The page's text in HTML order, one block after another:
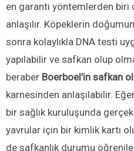
en garanti yöntemlerden biri
anlaşılır. Köpeklerin
sonra kolaylıkla DNA testi
yapılabilir ve safkan olup
beraber Boerboel’in safkan
karnesinden anlaşılabilir.
bir sağlık kuruluşunda
yavrular için bir kimlik kartı
de safkanlık durumu